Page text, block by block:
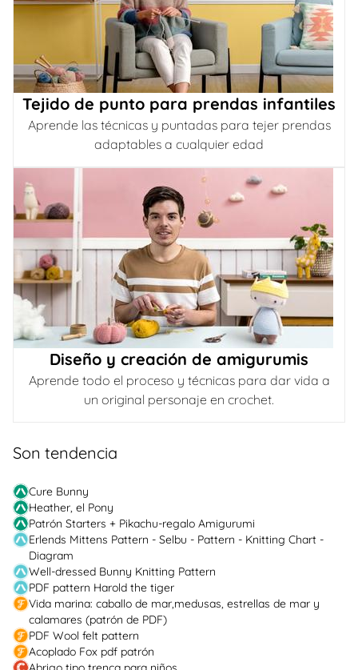
Tejido de punto para prendas infantiles
Aprende las técnicas y puntadas para tejer prendas
adaptables a cualquier edad
Diseño y creación de amigurumis
Aprende todo el proceso y técnicas para dar vida a
un original personaje en crochet.
Son tendencia
Cure Bunny
Heather, el Pony
Patrón Starters + Pikachu-regalo Amigurumi
Erlends Mittens Pattern - Selbu - Pattern - Knitting Chart -
Diagram
Well-dressed Bunny Knitting Pattern
PDF pattern Harold the tiger
Vida marina: caballo de mar,medusas, estrellas de mar y
calamares (patrón de PDF)
PDF Wool felt pattern
Acoplado Fox pdf patrón